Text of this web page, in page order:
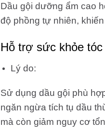
Dầu gội dưỡng ẩm cao
độ phồng tự nhiên,
Hỗ trợ sức khỏe
Lý do:
Sử dụng dầu gội phù
ngăn ngừa tích tụ dầu
mà còn giảm nguy cơ